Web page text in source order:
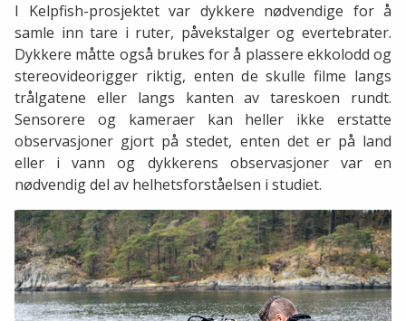
I Kelpfish-prosjektet var dykkere nødvendige for å
samle inn tare i ruter, påvekstalger og evertebrater.
Dykkere måtte også brukes for å plassere ekkolodd og
stereovideorigger riktig, enten de skulle filme langs
trålgatene eller langs kanten av tareskoen rundt.
Sensorere og kameraer kan heller ikke erstatte
observasjoner gjort på stedet, enten det er på land
eller i vann og dykkerens observasjoner var en
nødvendig del av helhetsforståelsen i studiet.